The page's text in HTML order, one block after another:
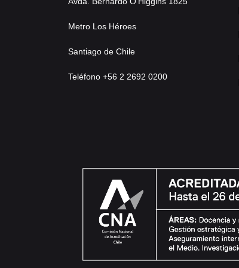
Metro Los Héroes
Santiago de Chile
Teléfono +56 2 2692 0200